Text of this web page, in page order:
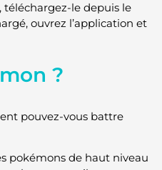
téléchargez-le depuis le
ouvrez l’application et
?
pouvez-vous battre
pokémons de haut niveau